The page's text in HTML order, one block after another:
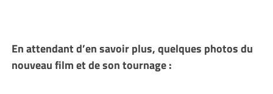
En attendant d’en savoir plus, quelques photos du
nouveau film et de son tournage :